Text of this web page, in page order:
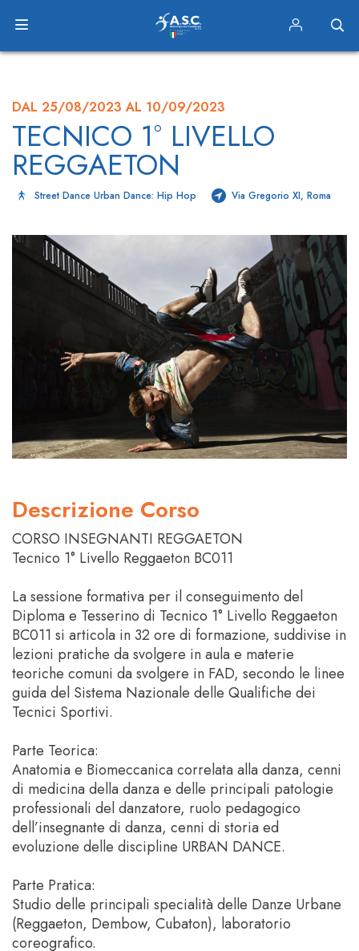
DAL 25/08/2023 AL 10/09/2023
TECNICO 1° LIVELLO
REGGAETON
Street Dance Urban Dance: Hip Hop Via Gregorio XI, Roma
Descrizione Corso
CORSO INSEGNANTI REGGAETON
Tecnico 1° Livello Reggaeton BC011
La sessione formativa per il conseguimento del
Diploma e Tesserino di Tecnico 1° Livello Reggaeton
BC011 si articola in 32 ore di formazione, suddivise in
lezioni pratiche da svolgere in aula e materie
teoriche comuni da svolgere in FAD, secondo le linee
guida del Sistema Nazionale delle Qualifiche dei
Tecnici Sportivi.
Parte Teorica:
Anatomia e Biomeccanica correlata alla danza, cenni
di medicina della danza e delle principali patologie
professionali del danzatore, ruolo pedagogico
dell’insegnante di danza, cenni di storia ed
evoluzione delle discipline URBAN DANCE.
Parte Pratica:
Studio delle principali specialità delle Danze Urbane
(Reggaeton, Dembow, Cubaton), laboratorio
coreografico.